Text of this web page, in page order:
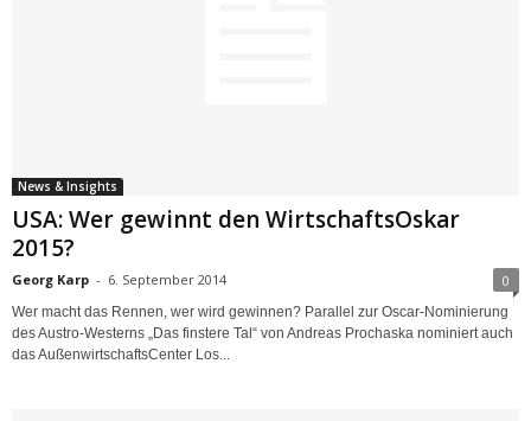
News & Insights
USA: Wer gewinnt den WirtschaftsOskar
2015?
Georg Karp - 6. September 2014 0
Wer macht das Rennen, wer wird gewinnen? Parallel zur Oscar-Nominierung
des Austro-Westerns „Das finstere Tal“ von Andreas Prochaska nominiert auch
das AußenwirtschaftsCenter Los...